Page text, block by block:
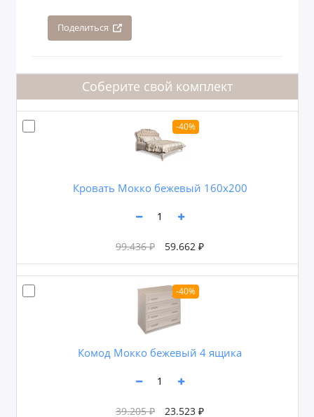
Поделиться
Соберите свой комплект
-40%
Кровать Мокко бежевый 160х200
99.436 ₽ 59.662 ₽
-40%
Комод Мокко бежевый 4 ящика
39.205 ₽ 23.523 ₽